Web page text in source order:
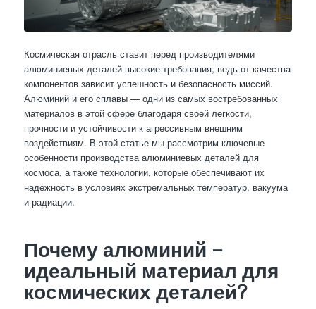
Космическая отрасль ставит перед производителями
алюминиевых деталей высокие требования, ведь от качества
компонентов зависит успешность и безопасность миссий.
Алюминий и его сплавы — одни из самых востребованных
материалов в этой сфере благодаря своей легкости,
прочности и устойчивости к агрессивным внешним
воздействиям. В этой статье мы рассмотрим ключевые
особенности производства алюминиевых деталей для
космоса, а также технологии, которые обеспечивают их
надежность в условиях экстремальных температур, вакуума
и радиации.
Почему алюминий —
идеальный материал для
космических деталей?